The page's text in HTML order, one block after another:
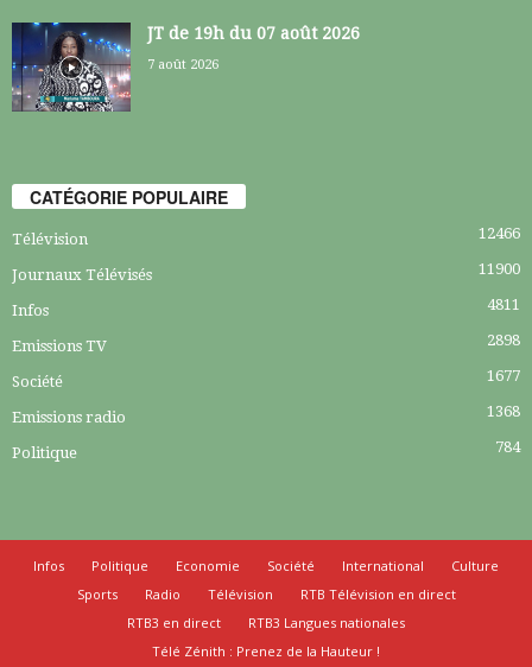
JT de 19h du 07 août 2026
7 août 2026
CATÉGORIE POPULAIRE
Télévision 12466
Journaux Télévisés 11900
Infos 4811
Emissions TV 2898
Société 1677
Emissions radio 1368
Politique 784
Infos Politique Economie Société International
Culture
Sports
Radio Télévision
RTB Télévision en direct
RTB3 en direct
RTB3 Langues nationales
Télé Zénith : Prenez de la Hauteur !